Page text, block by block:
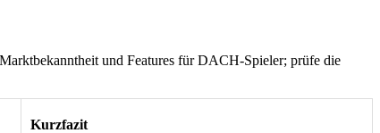
und Features für DACH-Spieler; prüfe die
Kurzfazit